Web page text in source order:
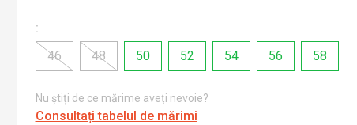
:
46
48 50 52 54 56 58
Nu știți de ce mărime aveți nevoie?
Consultați tabelul de mărimi